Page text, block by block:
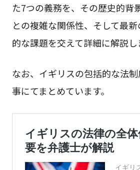
た7つの義務を、その歴史的背
との複雑な関係性、そして最
的な課題を交えて詳細に解説し
なお、イギリスの包括的な法
事にてまとめています。